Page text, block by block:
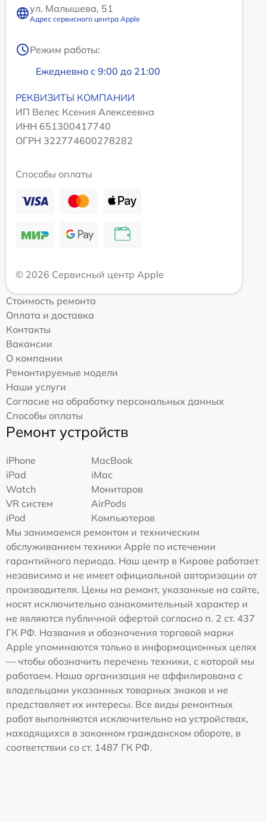
ул. Малышева, 51
Адрес сервисного центра Apple
Режим работы:
Ежедневно с 9:00 до 21:00
РЕКВИЗИТЫ КОМПАНИИ
ИП Велес Ксения Алексеевна
ИНН 651300417740
ОГРН 322774600278282
Способы оплаты
© 2026 Сервисный центр Apple
Стоимость ремонта
Оплата и доставка
Контакты
Вакансии
О компании
Ремонтируемые модели
Наши услуги
Согласие на обработку персональных данных
Способы оплаты
Ремонт устройств
iPhone
MacBook
iPad
iMac
Watch
Мониторов
VR систем
AirPods
iPod
Компьютеров
Мы занимаемся ремонтом и техническим
обслуживанием техники Apple по истечении
гарантийного периода. Наш центр в Кирове работает
независимо и не имеет официальной авторизации от
производителя. Цены на ремонт, указанные на сайте,
носят исключительно ознакомительный характер и
не являются публичной офертой согласно п. 2 ст. 437
ГК РФ. Названия и обозначения торговой марки
Apple упоминаются только в информационных целях
— чтобы обозначить перечень техники, с которой мы
работаем. Наша организация не аффилирована с
владельцами указанных товарных знаков и не
представляет их интересы. Все виды ремонтных
работ выполняются исключительно на устройствах,
находящихся в законном гражданском обороте, в
соответствии со ст. 1487 ГК РФ.